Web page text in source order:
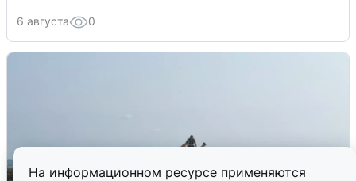
На информационном ресурсе применяются
6 августа 0